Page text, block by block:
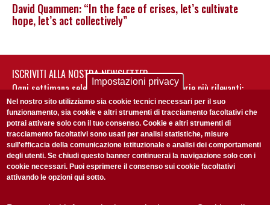
David Quammen: “In the face of crises, let’s cultivate
hope, let’s act collectively”
ISCRIVITI ALLA NOSTRA NEWSLETTER
Ogni settimana selezioniamo per te nostre storie più rilevanti:
non perderti gli aggiornamenti della nostra newsletter
Accetto laPrivacy Policy
Impostazioni privacy
Nel nostro sito utilizziamo sia cookie tecnici necessari per il suo
funzionamento, sia cookie e altri strumenti di tracciamento facoltativi che
potrai attivare solo con il tuo consenso. Cookie e altri strumenti di
tracciamento facoltativi sono usati per analisi statistiche, misure
sull'efficacia della comunicazione istituzionale e analisi dei comportamenti
degli utenti. Se chiudi questo banner continuerai la navigazione solo con i
cookie necessari. Puoi esprimere il consenso sui cookie facoltativi
attivando le opzioni qui sotto.